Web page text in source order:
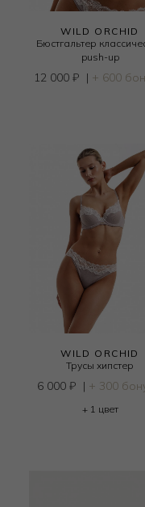
WILD ORCHID
Бюстгальтер
push-up
12 000 ₽ | + 600
WILD ORCHID
Трусы хипстер
6 000 ₽ | + 300
+ 1 цвет